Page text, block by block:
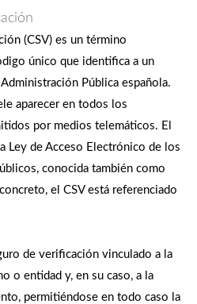
(CSV) es un término
único que identifica a un
Pública española.
aparecer en todos los
por medios telemáticos. El
Ley de Acceso Electrónico de los
conocida también como
el CSV está referenciado
de verificación vinculado a la
o entidad y, en su caso, a la
permitiéndose en todo caso la